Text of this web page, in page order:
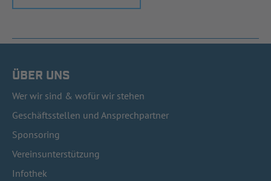
ÜBER UNS
Wer wir sind & wofür wir stehen
Geschäftsstellen und Ansprechpartner
Sponsoring
Vereinsunterstützung
Infothek